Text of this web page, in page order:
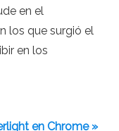
en el
los que surgió el
en los
en Chrome »